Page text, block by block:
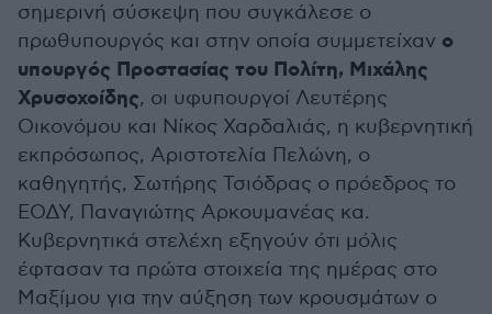
σημερινή σύσκεψη που συγκάλεσε ο
πρωθυπουργός και στην οποία συμμετείχαν ο
υπουργός Προστασίας του Πολίτη, Μιχάλης
Χρυσοχοίδης, οι υφυπουργοί Λευτέρης
Οικονόμου και Νίκος Χαρδαλιάς, η κυβερνητική
εκπρόσωπος, Αριστοτελία Πελώνη, ο
καθηγητής, Σωτήρης Τσιόδρας ο πρόεδρος το
ΕΟΔΥ, Παναγιώτης Αρκουμανέας κα.
Κυβερνητικά στελέχη εξηγούν ότι μόλις
έφτασαν τα πρώτα στοιχεία της ημέρας στο
Μαξίμου για την αύξηση των κρουσμάτων ο